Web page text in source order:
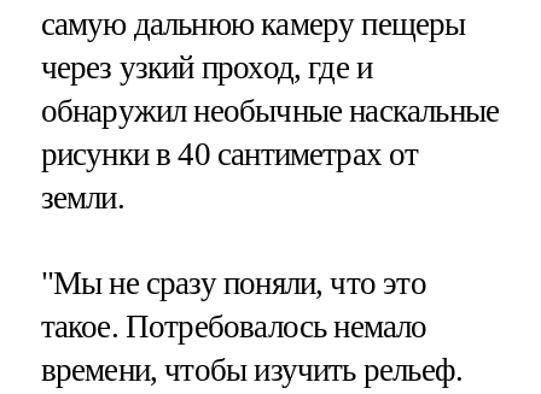
самую дальнюю камеру пещеры
через узкий проход, где и
обнаружил необычные наскальные
рисунки в 40 сантиметрах от
земли.
"Мы не сразу поняли, что это
такое. Потребовалось немало
времени, чтобы изучить рельеф.